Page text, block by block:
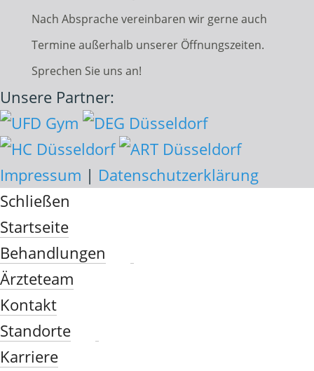
Nach Absprache vereinbaren wir gerne auch
Termine außerhalb unserer Öffnungszeiten.
Sprechen Sie uns an!
Unsere Partner:
Impressum | Datenschutzerklärung
Schließen
Startseite
Behandlungen
Ärzteteam
Kontakt
Standorte
Karriere